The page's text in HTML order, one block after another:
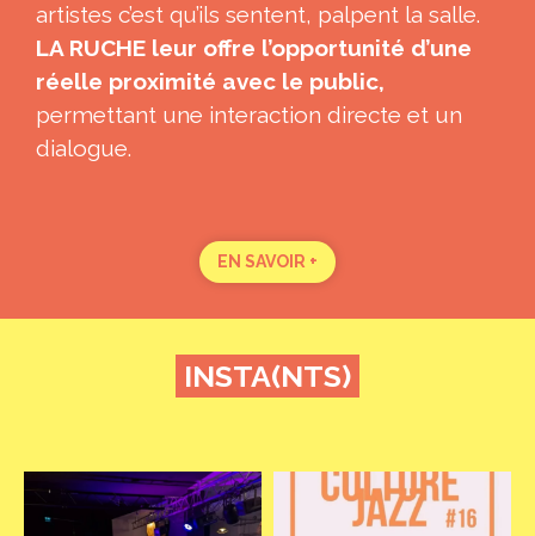
artistes c’est qu’ils sentent, palpent la salle.
LA RUCHE leur offre l’opportunité d’une
réelle proximité avec le public,
permettant une interaction directe et un
dialogue.
EN SAVOIR +
INSTA(NTS)